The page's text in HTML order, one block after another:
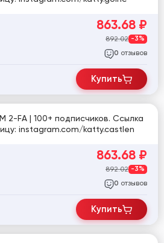
863.68 ₽
892.02 -3%
0 отзывов
Купить
2-FA | 100+ подписчиков. Ссылка
instagram.com/katty.castlen
863.68 ₽
892.02 -3%
0 отзывов
Купить